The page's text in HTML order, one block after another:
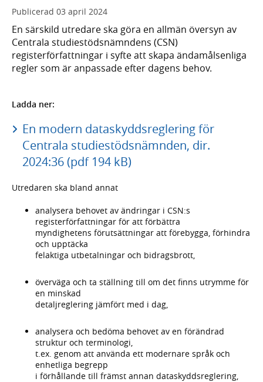
Publicerad 03 april 2024
En särskild utredare ska göra en allmän översyn av
Centrala studiestödsnämndens (CSN)
registerförfattningar i syfte att skapa ändamålsenliga
regler som är anpassade efter dagens behov.
Ladda ner:
En modern dataskyddsreglering för
Centrala studiestödsnämnden, dir.
2024:36 (pdf 194 kB)
Utredaren ska bland annat
analysera behovet av ändringar i CSN:s
registerförfattningar för att förbättra
myndighetens förutsättningar att förebygga, förhindra
och upptäcka
felaktiga utbetalningar och bidragsbrott,
överväga och ta ställning till om det finns utrymme för
en minskad
detaljreglering jämfört med i dag,
analysera och bedöma behovet av en förändrad
struktur och terminologi,
t.ex. genom att använda ett modernare språk och
enhetliga begrepp
i förhållande till främst annan dataskyddsreglering,